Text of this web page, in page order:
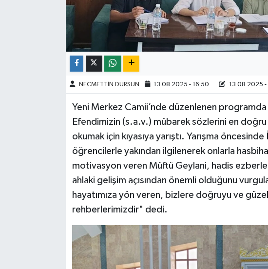
NECMETTİN DURSUN 13.08.2025 - 16:50 13.08.2025 -
Yeni Merkez Camii’nde düzenlenen
Efendimizin (s.a.v.) mübarek sözlerini en
okumak için kıyasıya yarıştı. Yarışma
öğrencilerle yakından ilgilenerek onlarla
motivasyon veren Müftü Geylani, hadis
ahlaki gelişim açısından önemli olduğunu
hayatımıza yön veren, bizlere doğruyu ve
rehberlerimizdir" dedi.